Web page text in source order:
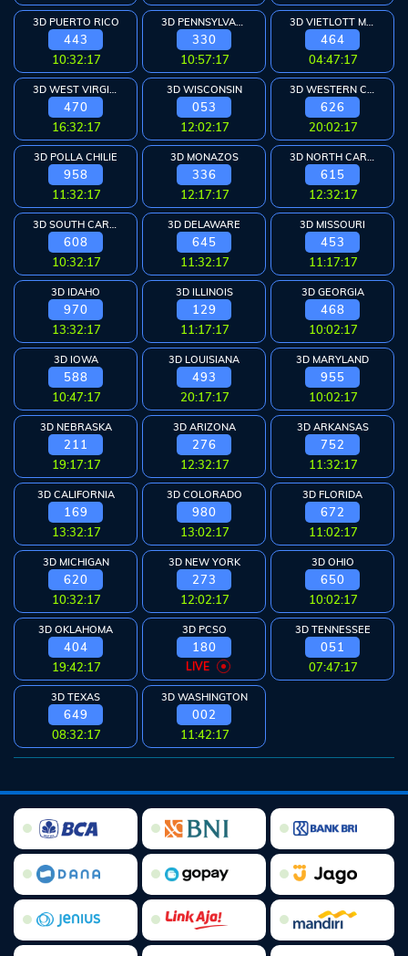
3D PUERTO RICO
443
10:32:17
3D PENNSYLVANIA
330
10:57:17
3D VIETLOTT MAX
464
04:47:17
470
16:32:17
3D WISCONSIN
053
12:02:17
626
20:02:17
3D POLLA CHILIE
958
11:32:17
3D MONAZOS
336
12:17:17
615
12:32:17
608
10:32:17
3D DELAWARE
645
11:32:17
3D MISSOURI
453
11:17:17
3D IDAHO
970
13:32:17
3D ILLINOIS
129
11:17:17
3D GEORGIA
468
10:02:17
3D IOWA
588
10:47:17
3D LOUISIANA
493
20:17:17
3D MARYLAND
955
10:02:17
3D NEBRASKA
211
19:17:17
3D ARIZONA
276
12:32:17
3D ARKANSAS
752
11:32:17
3D CALIFORNIA
169
13:32:17
3D COLORADO
980
13:02:17
3D FLORIDA
672
11:02:17
3D MICHIGAN
620
10:32:17
3D NEW YORK
273
12:02:17
3D OHIO
650
10:02:17
3D OKLAHOMA
404
19:42:17
3D PCSO
180
LIVE
3D TENNESSEE
051
07:47:17
3D TEXAS
649
08:32:17
3D WASHINGTON
002
11:42:17